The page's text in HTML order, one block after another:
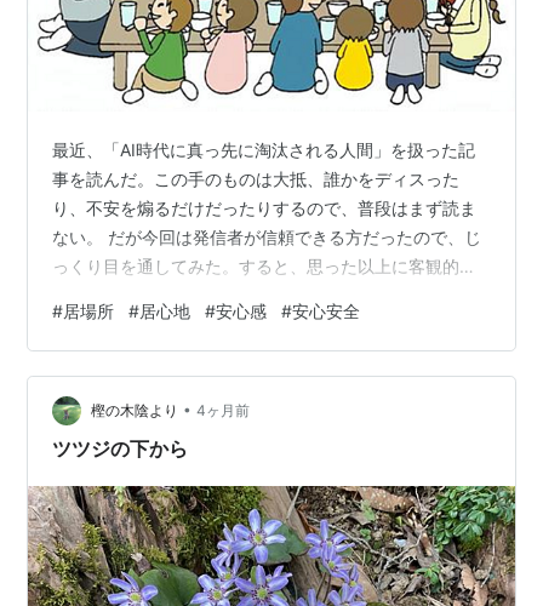
最近、「AI時代に真っ先に淘汰される人間」を扱った記
事を読んだ。この手のものは大抵、誰かをディスった
り、不安を煽るだけだったりするので、普段はまず読ま
ない。 だが今回は発信者が信頼できる方だったので、じ
っくり目を通してみた。すると、思った以上に客観的
た。 簡単に言えば、「AI時代には、周囲の空気を悪くす
る人は真っ先に必要とされなくなる」という話である。
もちろん、人の揚げ足を取る人や、否定から入る人が敬
遠されるのは今に始まったことではない。だが、それだ
けではなかった。 黙々と仕事はこなせる。成果も出せ
#居場所 #居心地 #安心感 #安心安全
樫の木陰より • 4ヶ月前
ツツジの下から